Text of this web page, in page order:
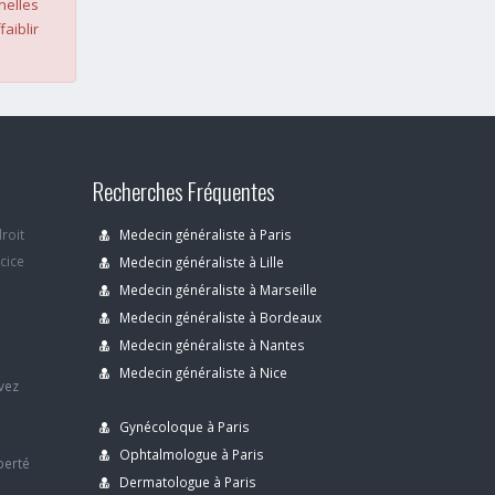
Recherches Fréquentes
Medecin généraliste à Paris
Medecin généraliste à Lille
Medecin généraliste à Marseille
Medecin généraliste à Bordeaux
Medecin généraliste à Nantes
Medecin généraliste à Nice
Gynécoloque à Paris
Ophtalmologue à Paris
Dermatologue à Paris